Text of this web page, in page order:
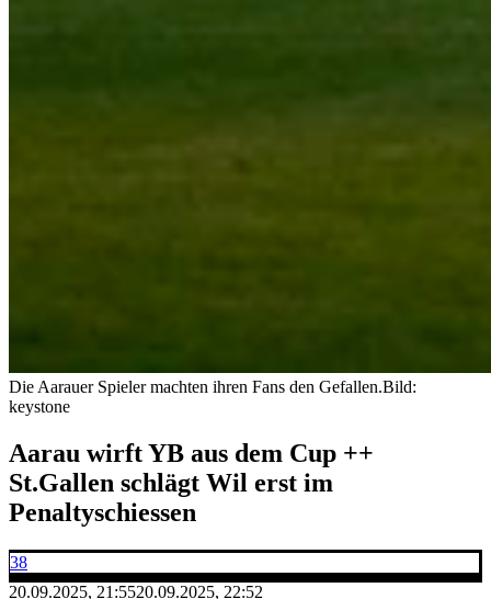
Die Aarauer Spieler machten ihren Fans den Gefallen.Bild:
keystone
Aarau wirft YB aus dem Cup ++
St.Gallen schlägt Wil erst im
Penaltyschiessen
38
20.09.2025, 21:5520.09.2025, 22:52